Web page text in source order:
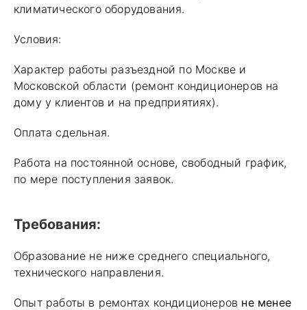
климатического оборудования.
Условия:
Характер работы разъездной по Москве и
Московской области (ремонт кондиционеров на
дому у клиентов и на предприятиях).
Оплата сдельная.
Работа на постоянной основе, свободный график,
по мере поступления заявок.
Требования:
Образование не ниже среднего специального,
технического направления.
Опыт работы в ремонтах кондиционеров не менее